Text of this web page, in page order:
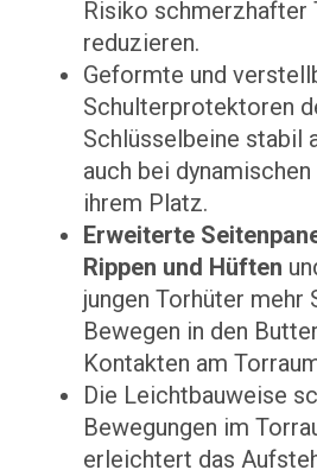
Risiko schmerzhafter
reduzieren.
Geformte und
Schulterprotektoren
Schlüsselbeine stabil
auch bei dynamischen
ihrem Platz.
Erweiterte
Rippen und Hüften
jungen Torhüter mehr
Bewegen in den
Kontakten am
Die Leichtbauweise
Bewegungen im
erleichtert das